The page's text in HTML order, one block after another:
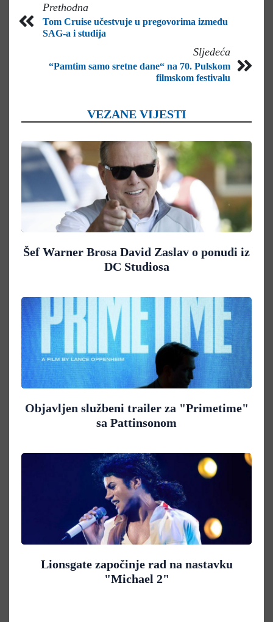
Prethodna
Tom Cruise učestvuje u pregovorima između
SAG-a i studija
Sljedeća
“Pamtim samo sretne dane“ na 70. Pulskom
filmskom festivalu
VEZANE VIJESTI
Šef Warner Brosa David Zaslav o ponudi iz
DC Studiosa
Objavljen službeni trailer za "Primetime"
sa Pattinsonom
Lionsgate započinje rad na nastavku
"Michael 2"